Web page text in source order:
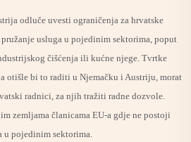
odluče uvesti ograničenja za hrvatske
usluga u pojedinim sektorima, poput
čišćenja ili kućne njege. Tvrtke
otišle bi to raditi u Njemačku i Austriju, morat
radnici, za njih tražiti radne dozvole.
zemljama članicama EU-a gdje ne postoji
u pojedinim sektorima.